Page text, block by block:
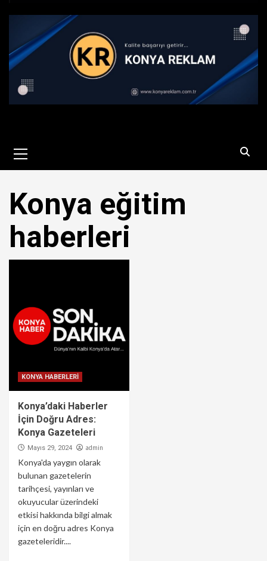
Menu
Konya eğitim
haberleri
KONYA HABERLERİ
Konya’daki Haberler
İçin Doğru Adres:
Konya Gazeteleri
Mayıs 29, 2024 admin
Konya'da yaygın olarak
bulunan gazetelerin
tarihçesi, yayınları ve
okuyucular üzerindeki
etkisi hakkında bilgi almak
için en doğru adres Konya
gazeteleridir....